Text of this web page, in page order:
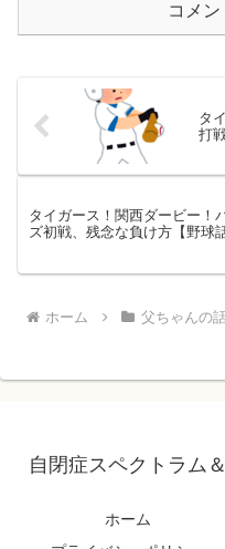
コメ
タ
打
タイガース！関西ダービー！
ズ初戦、残念な負け方【野球話
ホーム 父ちゃんの
自閉症スペクトラム
ホーム